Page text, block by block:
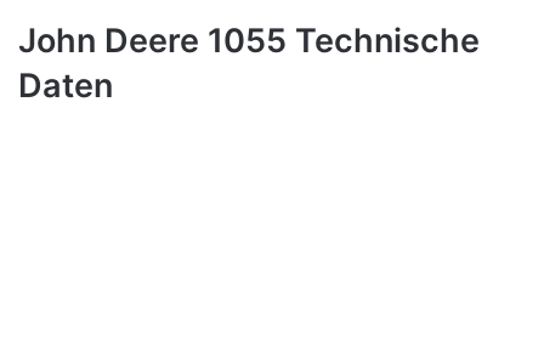
John Deere 1055 Technische
Daten